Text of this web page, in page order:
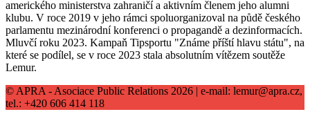
amerického ministerstva zahraničí a aktivním členem jeho alumni
klubu. V roce 2019 v jeho rámci spoluorganizoval na půdě českého
parlamentu mezinárodní konferenci o propagandě a dezinformacích.
Mluvčí roku 2023. Kampaň Tipsportu "Známe příští hlavu státu", na
které se podílel, se v roce 2023 stala absolutním vítězem soutěže
Lemur.
© APRA - Asociace Public Relations 2026 | e-mail: lemur@apra.cz,
tel.: +420 606 414 118